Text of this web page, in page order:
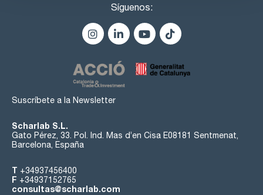
Síguenos:
Suscríbete a la Newsletter
Scharlab S.L.
Gato Pérez, 33. Pol. Ind. Mas d’en Cisa E08181 Sentmenat,
Barcelona, España
T +34937456400
F +34937152765
consultas@scharlab.com